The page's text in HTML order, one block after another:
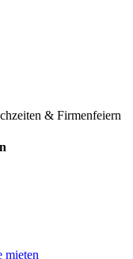
& Firmenfeiern